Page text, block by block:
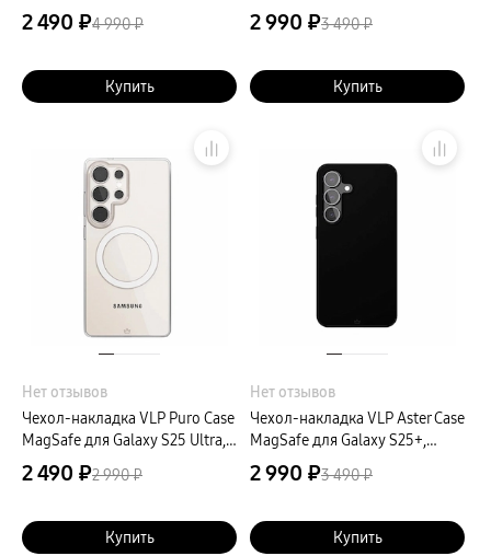
Специальной версии Galaxy Z
Flip6/Flip7 FE, силикон, синий
2 490 ₽4 990 ₽
Купить
поликарбонат, серый
2 990 ₽3 490 ₽
Купить
Нет отзывов
Чехол-накладка VLP Puro Case
MagSafe для Galaxy S25 Ultra,
полиуретан, прозрачный
2 490 ₽2 990 ₽
Купить
Нет отзывов
Чехол-накладка VLP Aster Case
MagSafe для Galaxy S25+,
силикон, черный
2 990 ₽3 490 ₽
Купить